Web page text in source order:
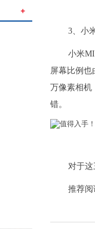
＋
3、小
小米
屏幕比例也
万像素相机
错。
对于这
推荐阅